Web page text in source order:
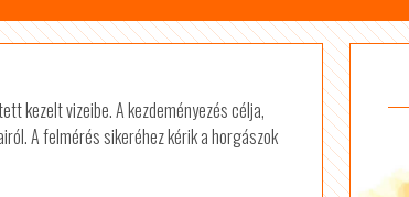
kezelt vizeibe. A kezdeményezés célja,
A felmérés sikeréhez kérik a horgászok